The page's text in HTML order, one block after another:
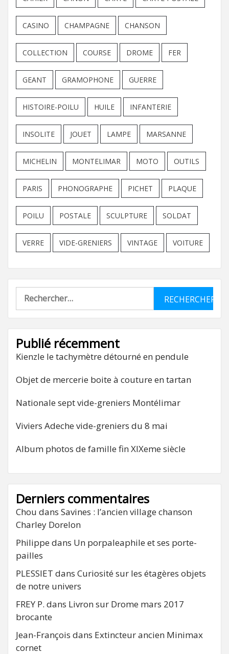
CASINO CHAMPAGNE CHANSON
COLLECTION COURSE DROME FER
GEANT GRAMOPHONE GUERRE
HISTOIRE-POILU HUILE INFANTERIE
INSOLITE JOUET LAMPE MARSANNE
MICHELIN MONTELIMAR MOTO OUTILS
PARIS PHONOGRAPHE PICHET PLAQUE
POILU POSTALE SCULPTURE SOLDAT
VERRE VIDE-GRENIERS VINTAGE VOITURE
Rechercher :
Publié récemment
Kienzle le tachymètre détourné en pendule
Objet de mercerie boite à couture en tartan
Nationale sept vide-greniers Montélimar
Viviers Adeche vide-greniers du 8 mai
Album photos de famille fin XIXeme siècle
Derniers commentaires
Chou dans Savines : l’ancien village chanson
Charley Dorelon
Philippe dans Un porpaleaphile et ses porte-
pailles
PLESSIET dans Curiosité sur les étagères objets
de notre univers
FREY P. dans Livron sur Drome mars 2017
brocante
Jean-François dans Extincteur ancien Minimax
cornet